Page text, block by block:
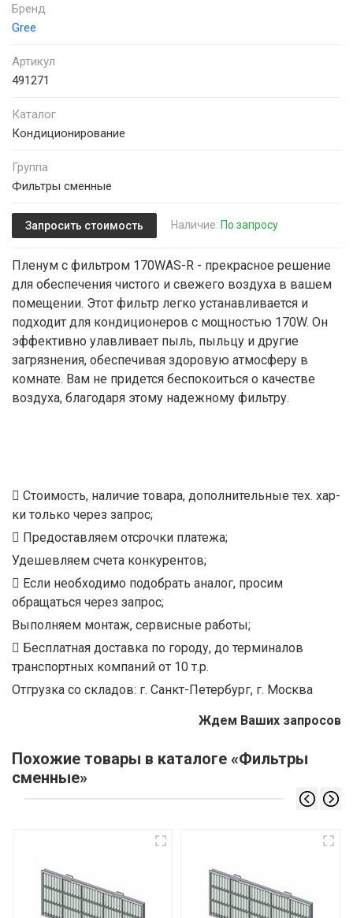
Бренд
Gree
Артикул
491271
Каталог
Кондиционирование
Группа
Фильтры сменные
Запросить стоимость Наличие: По запросу
Пленум с фильтром 170WAS-R - прекрасное решение
для обеспечения чистого и свежего воздуха в вашем
помещении. Этот фильтр легко устанавливается и
подходит для кондиционеров с мощностью 170W. Он
эффективно улавливает пыль, пыльцу и другие
загрязнения, обеспечивая здоровую атмосферу в
комнате. Вам не придется беспокоиться о качестве
воздуха, благодаря этому надежному фильтру.
Стоимость, наличие товара, дополнительные тех. хар-
ки только через запрос;
Предоставляем отсрочки платежа;
Удешевляем счета конкурентов;
Если необходимо подобрать аналог, просим
обращаться через запрос;
Выполняем монтаж, сервисные работы;
Бесплатная доставка по городу, до терминалов
транспортных компаний от 10 т.р.
Отгрузка со складов: г. Санкт-Петербург, г. Москва
Ждем Ваших запросов
Похожие товары в каталоге «Фильтры
сменные»